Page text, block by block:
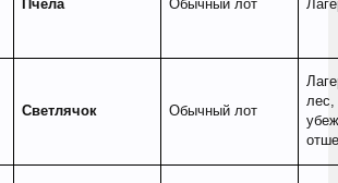
Пчела Обычный лот
Светлячок Обычный лот
лес,